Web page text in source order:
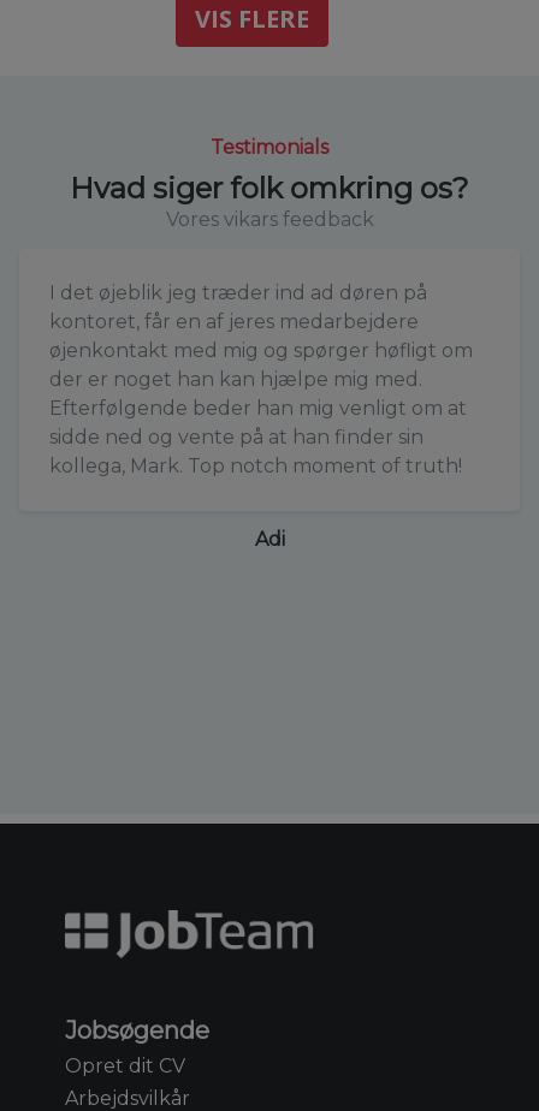
VIS FLERE
Testimonials
Hvad siger folk omkring os?
Vores vikars feedback
I det øjeblik jeg træder ind ad døren på
kontoret, får en af jeres medarbejdere
øjenkontakt med mig og spørger høfligt om
der er noget han kan hjælpe mig med.
Efterfølgende beder han mig venligt om at
sidde ned og vente på at han finder sin
kollega, Mark. Top notch moment of truth!
Adi
Jobsøgende
Opret dit CV
Arbejdsvilkår